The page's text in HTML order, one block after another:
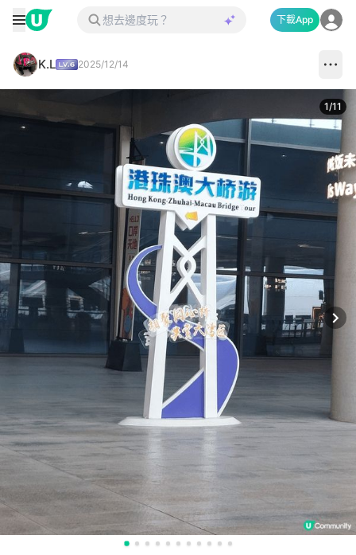
下載App
K.L 2025/12/14
1/11